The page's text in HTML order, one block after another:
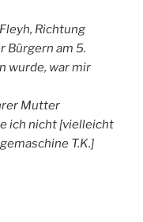
Richtung
Bürgern am 5.
wurde, war mir
Mutter
ich nicht [vielleicht
T.K.]